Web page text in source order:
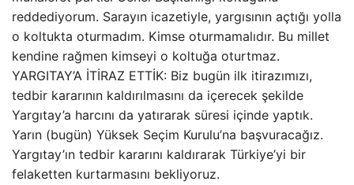
reddediyorum. Sarayın icazetiyle, yargısının açtığı yolla
o koltukta oturmadım. Kimse oturmamalıdır. Bu millet
kendine rağmen kimseyi o koltuğa oturtmaz.
YARGITAY’A İTİRAZ ETTİK: Biz bugün ilk itirazımızı,
tedbir kararının kaldırılmasını da içerecek şekilde
Yargıtay’a harcını da yatırarak süresi içinde yaptık.
Yarın (bugün) Yüksek Seçim Kurulu’na başvuracağız.
Yargıtay’ın tedbir kararını kaldırarak Türkiye’yi bir
felaketten kurtarmasını bekliyoruz.